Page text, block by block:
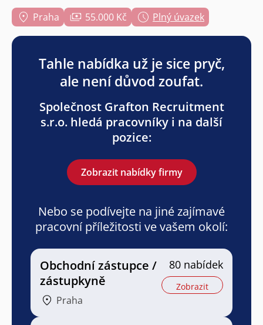
Praha 55.000 Kč Plný úvazek
Tahle nabídka už je sice pryč,
ale není důvod zoufat.
Společnost Grafton Recruitment
s.r.o. hledá pracovníky i na další
pozice:
Zobrazit nabídky firmy
Nebo se podívejte na jiné zajímavé
pracovní příležitosti ve vašem okolí:
Obchodní zástupce /
zástupkyně
Praha
80 nabídek
Zobrazit